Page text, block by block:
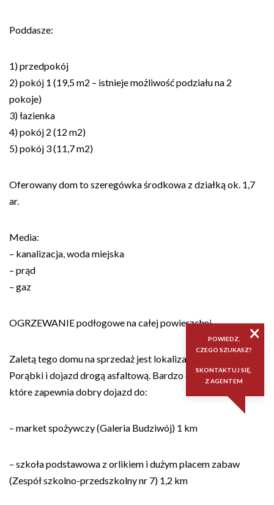
Poddasze:
1) przedpokój
2) pokój 1 (19,5 m2 – istnieje możliwość podziału na 2
pokoje)
3) łazienka
4) pokój 2 (12 m2)
5) pokój 3 (11,7 m2)
Oferowany dom to szeregówka środkowa z działką ok. 1,7
ar.
Media:
– kanalizacja, woda miejska
– prąd
– gaz
OGRZEWANIE podłogowe na całej powierzchni
Zaletą tego domu na sprzedaż jest lokalizacja przy ulicy
Porąbki i dojazd drogą asfaltową. Bardzo dobre położenie,
które zapewnia dobry dojazd do:
– market spożywczy (Galeria Budziwój) 1 km
– szkoła podstawowa z orlikiem i dużym placem zabaw
(Zespół szkolno-przedszkolny nr 7) 1,2 km
×
POWIEDZ,
CZEGO SZUKASZ?
SKONTAKTUJ SIĘ,
Z AGENTEM